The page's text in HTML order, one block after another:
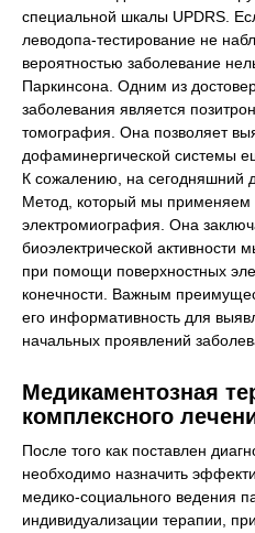
специальной шкалы UРDRS.
леводопа-тестирование не
вероятностью заболевание
Паркинсона. Одним из
заболевания является
томография. Она позволяет
дофаминергической системы
К сожалению, на сегодняшний
Метод, который мы применяем
электромиография. Она
биоэлектрической активности
при помощи поверхностных
конечности. Важным
его информативность для
начальных проявлений
Медикаментозная
комплексного
После того как поставлен
необходимо назначить
медико-социального ведения
индивидуализации терапии,